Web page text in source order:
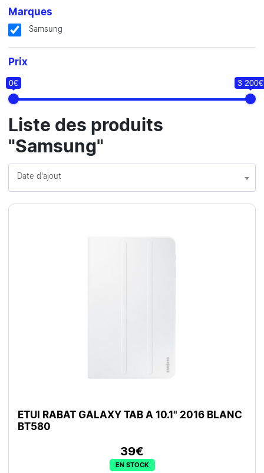
Marques
Samsung
Prix
0€ 3 200€
Liste des produits
"Samsung"
Date d'ajout
ETUI RABAT GALAXY TAB A 10.1" 2016 BLANC
BT580
39€
EN STOCK